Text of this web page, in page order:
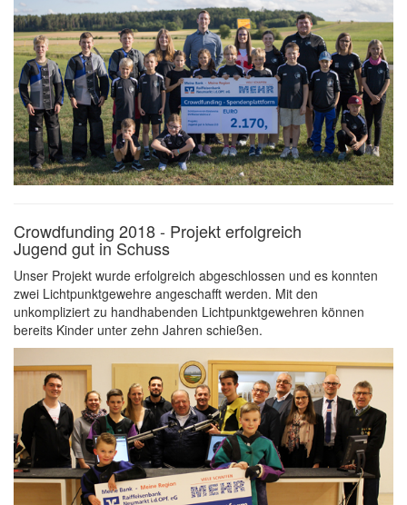
Crowdfunding 2018 - Projekt erfolgreich
Jugend gut in Schuss
Unser Projekt wurde erfolgreich abgeschlossen und es konnten
zwei Lichtpunktgewehre angeschafft werden. Mit den
unkompliziert zu handhabenden Lichtpunktgewehren können
bereits Kinder unter zehn Jahren schießen.